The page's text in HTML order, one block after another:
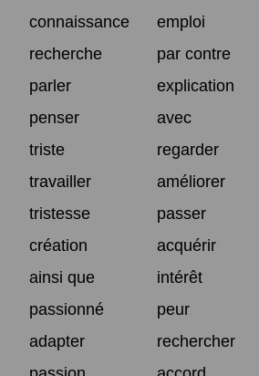
connaissance
emploi
recherche
par contre
parler
explication
penser
avec
triste
regarder
travailler
améliorer
tristesse
passer
création
acquérir
ainsi que
intérêt
passionné
peur
adapter
rechercher